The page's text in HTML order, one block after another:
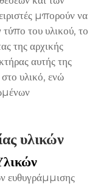
μπορούν να
τύπο του υλικού, το
της αρχικής
αυτής της
υλικό, ενώ
υλικών
ευθυγράμμισης